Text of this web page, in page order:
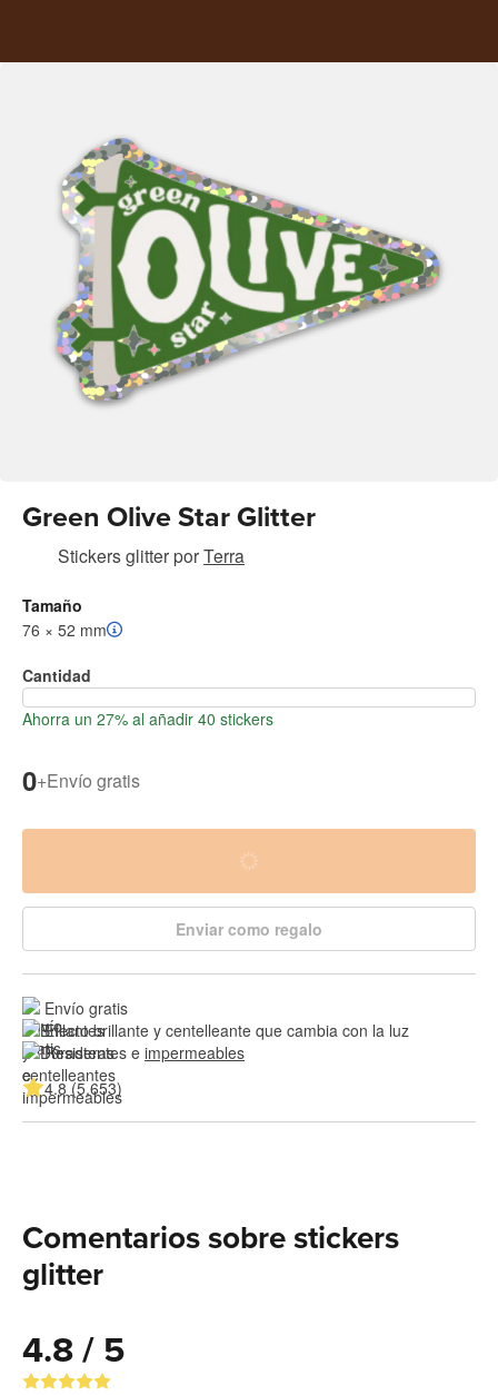
Green Olive Star Glitter
Stickers glitterporTerra
Tamaño
76 × 52 mm
Cantidad
Ahorra un 27% al añadir 40 stickers
0+Envío gratis
Enviar como regalo
Envío gratis
Efecto brillante y centelleante que cambia con la luz
Resistentes e impermeables
4.8 (5,653)
Comentarios sobre stickers
glitter
4.8 / 5